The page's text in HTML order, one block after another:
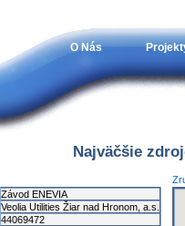
O Nás
Najväčšie
Závod ENEVIA
Veolia Utilities Žiar nad Hronom, a.s.
44069472